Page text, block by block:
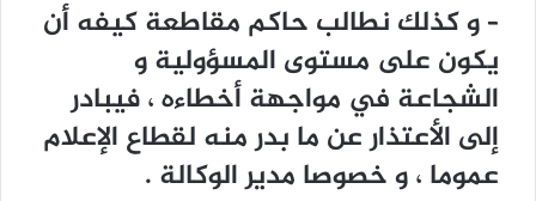
– و كذلك نطالب حاكم مقاطعة كيفه أن
يكون على مستوى المسؤولية و
الشجاعة في مواجهة أخطاءه ، فيبادر
إلى الأعتذار عن ما بدر منه لقطاع الإعلام
عموما ، و خصوصا مدير الوكالة .